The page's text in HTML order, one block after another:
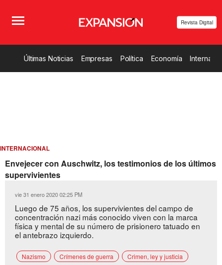
Revista Digital
Últimas Noticias Empresas Política Economía
INTERNACIONAL
Envejecer con Auschwitz, los testimonios de los últimos
supervivientes
vie 31 enero 2020 02:25 PM
Luego de 75 años, los supervivientes del campo de
concentración nazi más conocido viven con la marca
física y mental de su número de prisionero tatuado en
el antebrazo izquierdo.
Nazismo Crímenes de guerra
Crimen, ley y justicia